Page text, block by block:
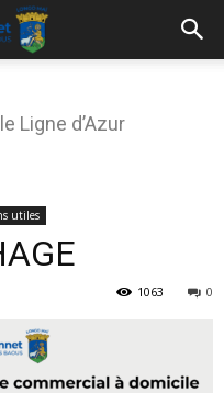
Ligne d’Azur
utiles
0
1063